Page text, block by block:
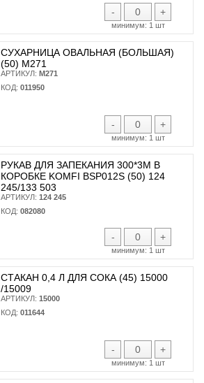
- +
минимум: 1 шт
СУХАРНИЦА ОВАЛЬНАЯ (БОЛЬШАЯ)
(50) М271
АРТИКУЛ: М271
КОД: 011950
- +
минимум: 1 шт
РУКАВ ДЛЯ ЗАПЕКАНИЯ 300*3М В
КОРОБКЕ KOMFI BSP012S (50) 124
245/133 503
АРТИКУЛ: 124 245
КОД: 082080
- +
минимум: 1 шт
СТАКАН 0,4 Л ДЛЯ СОКА (45) 15000
/15009
АРТИКУЛ: 15000
КОД: 011644
- +
минимум: 1 шт